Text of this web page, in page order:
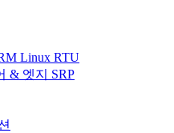
Linux RTU
& 엣지 SRP